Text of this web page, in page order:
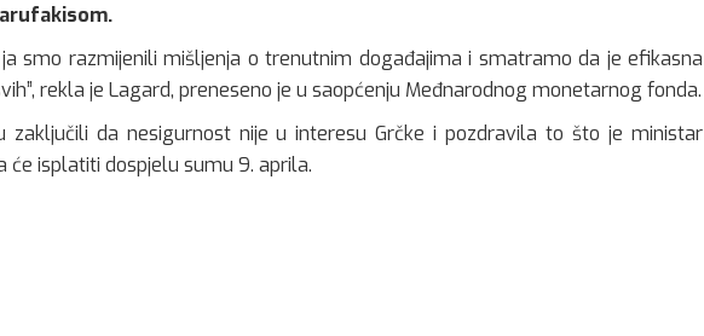
smo razmijenili mišljenja o trenutnim događajima i smatramo da je efikasna
rekla je Lagard, preneseno je u saopćenju Međnarodnog monetarnog fonda.
zaključili da nesigurnost nije u interesu Grčke i pozdravila to što je ministar
će isplatiti dospjelu sumu 9. aprila.